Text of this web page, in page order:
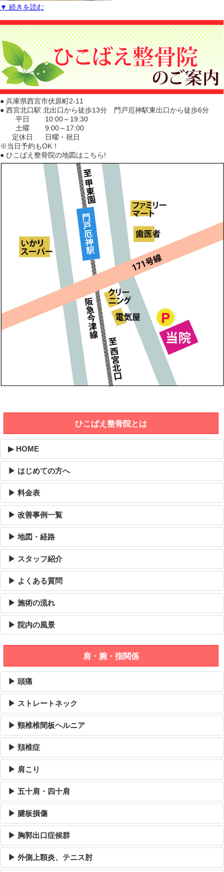
▼ 続きを読む
● 兵庫県西宮市伏原町2-11
● 西宮北口駅 北出口から徒歩13分 門戸厄神駅東出口から徒歩6分
平日
10:00～19:30
土曜
9:00～17:00
定休日
日曜・祝日
※当日予約もOK！
● ひこばえ整骨院の地図はこちら!
ひこばえ整骨院とは
▶ HOME
▶ はじめての方へ
▶ 料金表
▶ 改善事例一覧
▶ 地図・経路
▶ スタッフ紹介
▶ よくある質問
▶ 施術の流れ
▶ 院内の風景
肩・腕・指関係
▶ 頭痛
▶ ストレートネック
▶ 頸椎椎間板ヘルニア
▶ 頚椎症
▶ 肩こり
▶ 五十肩・四十肩
▶ 腱板損傷
▶ 胸郭出口症候群
▶ 外側上顆炎、テニス肘